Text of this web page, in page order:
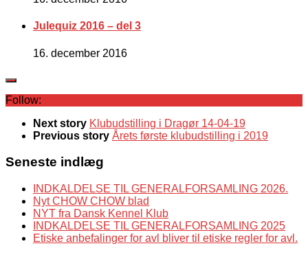
Julequiz 2016 – del 3
16. december 2016
Follow:
Next story Klubudstilling i Dragør 14-04-19
Previous story Årets første klubudstilling i 2019
Seneste indlæg
INDKALDELSE TIL GENERALFORSAMLING 2026.
Nyt CHOW CHOW blad
NYT fra Dansk Kennel Klub
INDKALDELSE TIL GENERALFORSAMLING 2025
Etiske anbefalinger for avl bliver til etiske regler for avl.